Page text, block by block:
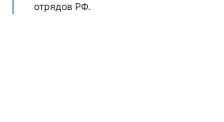
отрядов РФ.